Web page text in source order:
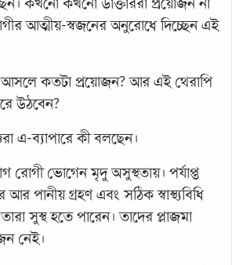
কখনো কখনো ডাক্তাররা প্রয়োজন না
আত্মীয়-স্বজনের অনুরোধে দিচ্ছেন এই
আসলে কতটা প্রয়োজন? আর এই থেরাপি
উঠবেন?
এ-ব্যাপারে কী বলছেন।
রোগী ভোগেন মৃদু অসুস্থতায়। পর্যাপ্ত
আর পানীয় গ্রহণ এবং সঠিক স্বাস্থ্যবিধি
সুস্থ হতে পারেন। তাদের প্লাজমা
নেই।